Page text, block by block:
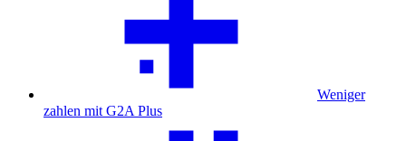
Weniger
zahlen mit G2A Plus